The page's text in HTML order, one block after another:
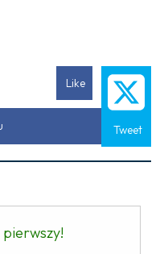
Like
Tweet